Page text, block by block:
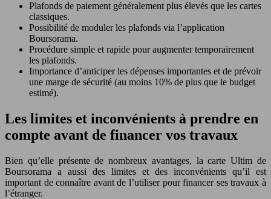
Plafonds de paiement généralement plus élevés que les cartes
classiques.
Possibilité de moduler les plafonds via l’application
Boursorama.
Procédure simple et rapide pour augmenter temporairement
les plafonds.
Importance d’anticiper les dépenses importantes et de prévoir
une marge de sécurité (au moins 10% de plus que le budget
estimé).
Les limites et inconvénients à prendre en
compte avant de financer vos travaux
Bien qu’elle présente de nombreux avantages, la carte Ultim de
Boursorama a aussi des limites et des inconvénients qu’il est
important de connaître avant de l’utiliser pour financer ses travaux à
l’étranger.